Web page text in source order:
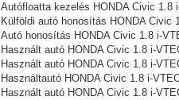
Autófloatta kezelés HONDA Civic 1.8
Külföldi autó honosítás HONDA Civic
Autó honosítás HONDA Civic 1.8 i-
Használt autó‎ HONDA Civic 1.8 i-
Használt autó‎ HONDA Civic 1.8 i-
Használtautó‎ HONDA Civic 1.8 i-
Használt autó‎ HONDA Civic 1.8 i-